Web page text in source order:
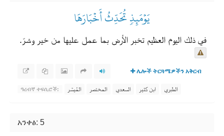
يَوۡمَئِذٖ تُحَدِّثُ أَخۡبَارَهَا
في ذلك اليوم العظيم تخبر الأرض بما عمل عليها من خير وشرّ.
ሌሎች ትርጓሜዎችን አቅርብ
ዓረብኛ ተፍሲሮች: المُيسَّر المختصر السعدي ابن كثير الطبري
አንቀፅ: 5